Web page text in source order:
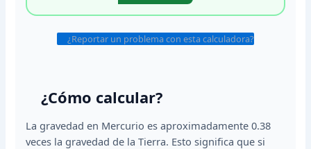
¿Reportar un problema con esta calculadora?
¿Cómo calcular?
La gravedad en Mercurio es aproximadamente 0.38
veces la gravedad de la Tierra. Esto significa que si